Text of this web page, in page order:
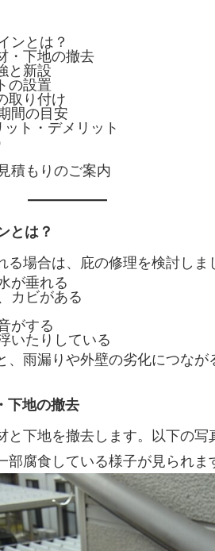
ンとは？
・下地の撤去
と新設
の設置
取り付け
間の目安
ト・デメリット
積もりのご案内
とは？
場合は、庇の修理を検討しま
が垂れる
カビがある
がする
いたりしている
、雨漏りや外壁の劣化につなが
下地の撤去
と下地を撤去します。以下の写
腐食している様子が見られま